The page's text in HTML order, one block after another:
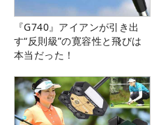
『G740』アイアンが引き出
す“反則級”の寛容性と飛びは
本当だった！